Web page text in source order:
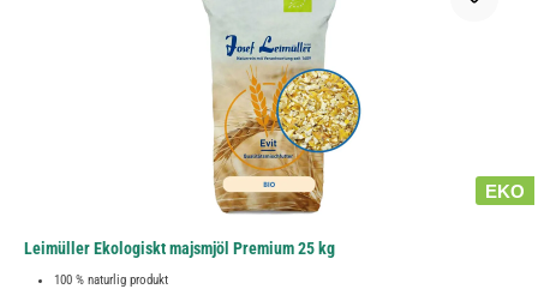
EKO
Leimüller Ekologiskt majsmjöl Premium 25 kg
100 % naturlig produkt